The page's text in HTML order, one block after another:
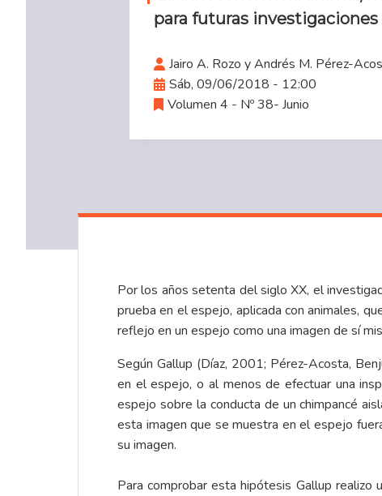
para futuras investigaciones
Jairo A. Rozo y Andrés M. Pérez-
Sáb, 09/06/2018 - 12:00
Volumen 4 - Nº 38- Junio
Por los años setenta del siglo XX, el
prueba en el espejo, aplicada con animales,
reflejo en un espejo como una imagen de sí
Según Gallup (Díaz, 2001; Pérez-Acosta,
en el espejo, o al menos de efectuar una
espejo sobre la conducta de un chimpancé
esta imagen que se muestra en el espejo
su imagen.
Para comprobar esta hipótesis Gallup